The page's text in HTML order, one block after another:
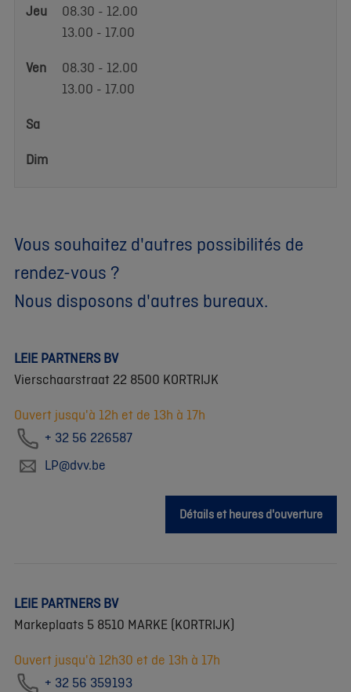
Jeu
08.30 - 12.00
13.00 - 17.00
Ven
08.30 - 12.00
13.00 - 17.00
Sa
Dim
Vous souhaitez d'autres possibilités de
rendez-vous ?
Nous disposons d'autres bureaux.
LEIE PARTNERS BV
Vierschaarstraat 22 8500 KORTRIJK
Ouvert jusqu'à 12h et de 13h à 17h
+ 32 56 226587
LP@dvv.be
Détails et heures d'ouverture
LEIE PARTNERS BV
Markeplaats 5 8510 MARKE (KORTRIJK)
Ouvert jusqu'à 12h30 et de 13h à 17h
+ 32 56 359193